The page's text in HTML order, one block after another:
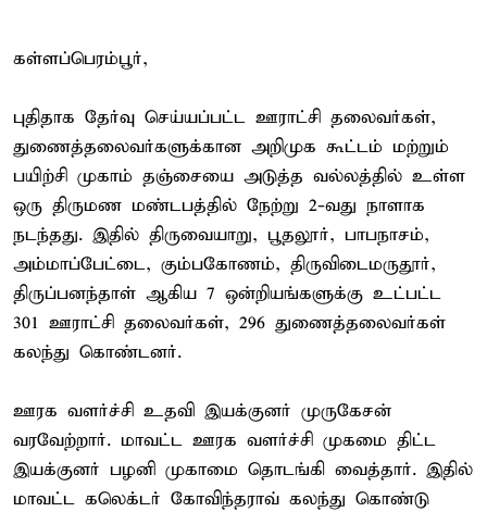
கள்ளப்பெரம்பூர்,
புதிதாக தேர்வு செய்யப்பட்ட ஊராட்சி தலைவர்கள்,
துணைத்தலைவர்களுக்கான அறிமுக கூட்டம் மற்றும்
பயிற்சி முகாம் தஞ்சையை அடுத்த வல்லத்தில் உள்ள
ஒரு திருமண மண்டபத்தில் நேற்று 2-வது நாளாக
நடந்தது. இதில் திருவையாறு, பூதலூர், பாபநாசம்,
அம்மாப்பேட்டை, கும்பகோணம், திருவிடைமருதூர்,
திருப்பனந்தாள் ஆகிய 7 ஒன்றியங்களுக்கு உட்பட்ட
301 ஊராட்சி தலைவர்கள், 296 துணைத்தலைவர்கள்
கலந்து கொண்டனர்.
ஊரக வளர்ச்சி உதவி இயக்குனர் முருகேசன்
வரவேற்றார். மாவட்ட ஊரக வளர்ச்சி முகமை திட்ட
இயக்குனர் பழனி முகாமை தொடங்கி வைத்தார். இதில்
மாவட்ட கலெக்டர் கோவிந்தராவ் கலந்து கொண்டு